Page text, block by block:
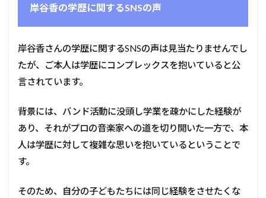
岸谷香の学歴に関するSNSの声
岸谷香さんの学歴に関するSNSの声は見当たりませんでし
たが、ご本人は学歴にコンプレックスを抱いていると公
言されています。
背景には、バンド活動に没頭し学業を疎かにした経験が
あり、それがプロの音楽家への道を切り開いた一方で、本
人は学歴に対して複雑な思いを抱いているということで
す。
そのため、自分の子どもたちには同じ経験をさせたくな